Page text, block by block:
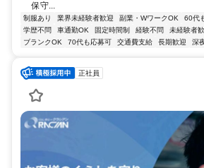
保守...
制服あり 業界未経験者歓迎 副業・WワークOK 60代
学歴不問
車通勤OK 固定時間制 経験不問 未経験者
ブランクOK
70代も応募可 交通費支給 長期歓迎 深
正社員